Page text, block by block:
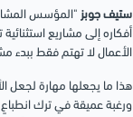
ستيف جوبز "المؤسس
أفكاره إلى مشاريع
الأعمال لا تهتم فقط ببدء
هذا ما يجعلها مهارة لجعل
ورغبة عميقة في ترك انطباعٍ